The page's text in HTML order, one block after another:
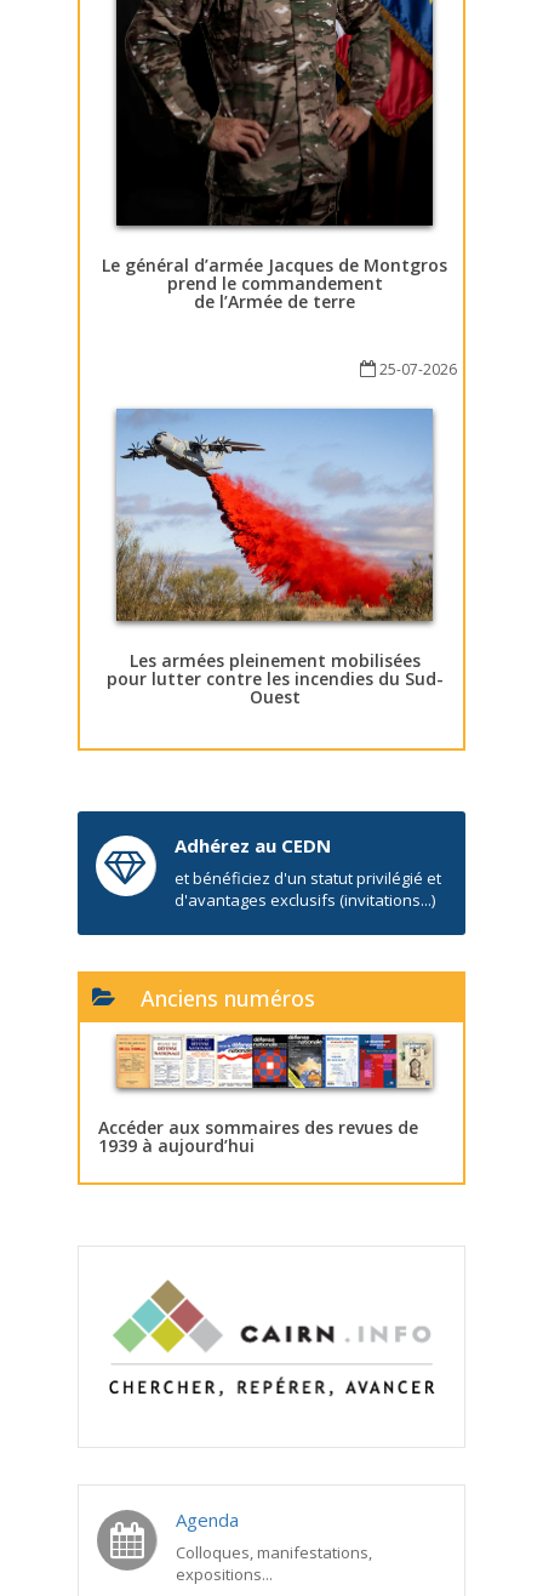
Le général d’armée Jacques de Montgros
prend le commandement
de l’Armée de terre
25-07-2026
Les armées pleinement mobilisées
pour lutter contre les incendies du Sud-
Ouest
Adhérez au CEDN
et bénéficiez d'un statut privilégié et
d'avantages exclusifs (invitations...)
Anciens numéros
Accéder aux sommaires des revues de
1939 à aujourd’hui
Agenda
Colloques, manifestations,
expositions...